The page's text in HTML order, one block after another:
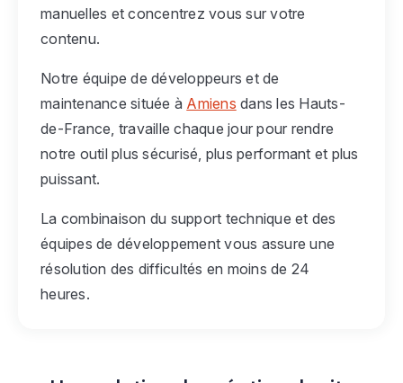
manuelles et concentrez vous sur votre
contenu.
Notre équipe de développeurs et de
maintenance située à Amiens dans les Hauts-
de-France, travaille chaque jour pour rendre
notre outil plus sécurisé, plus performant et plus
puissant.
La combinaison du support technique et des
équipes de développement vous assure une
résolution des difficultés en moins de 24
heures.